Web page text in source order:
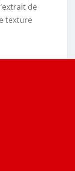
de
texture